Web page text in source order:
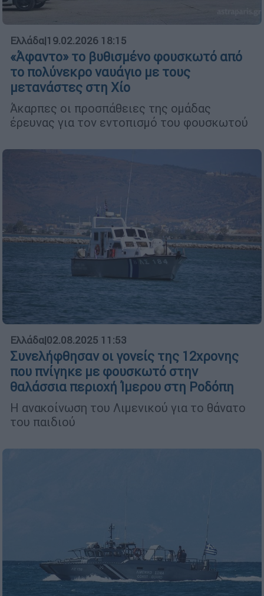
Ελλάδα|19.02.2026 18:15
«Άφαντο» το βυθισμένο φουσκωτό από
το πολύνεκρο ναυάγιο με τους
μετανάστες στη Χίο
Άκαρπες οι προσπάθειες της ομάδας
έρευνας για τον εντοπισμό του φουσκωτού
Ελλάδα|02.08.2025 11:53
Συνελήφθησαν οι γονείς της 12χρονης
που πνίγηκε με φουσκωτό στην
θαλάσσια περιοχή Ίμερου στη Ροδόπη
Η ανακοίνωση του Λιμενικού για το θάνατο
του παιδιού